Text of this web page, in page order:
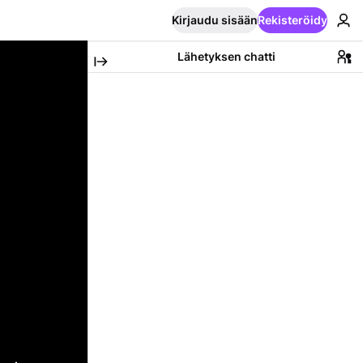
Kirjaudu sisäänRekisteröidy
Lähetyksen chatti